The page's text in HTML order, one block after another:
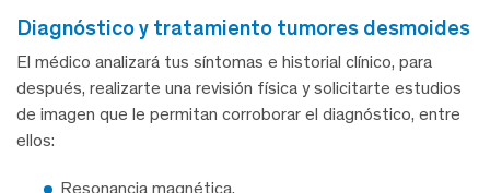
diagnóstico y tratamiento tumores desmoides
El médico analizará tus síntomas e historial clínico, para
después, realizarte una revisión física y solicitarte estudios
de imagen que le permitan corroborar el diagnóstico, entre
ellos:
Resonancia magnética.